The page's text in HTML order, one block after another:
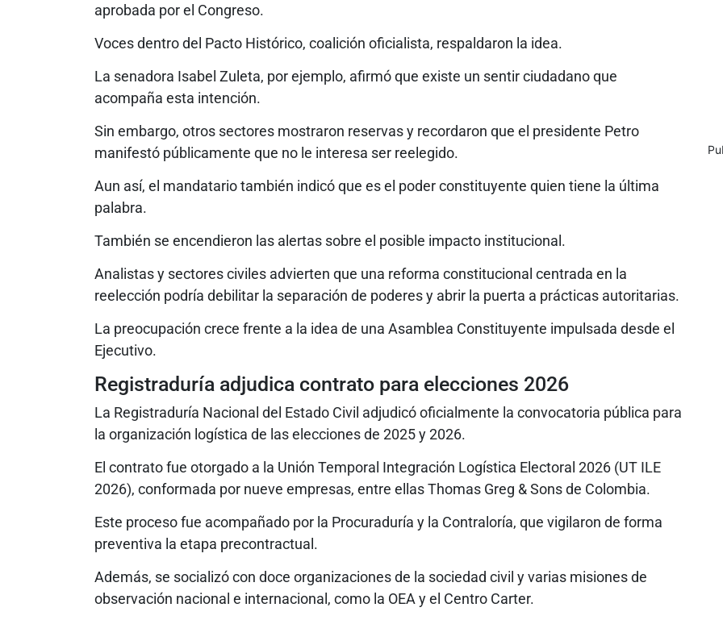
aprobada por el Congreso.
Voces dentro del Pacto Histórico, coalición oficialista, respaldaron la idea.
La senadora Isabel Zuleta, por ejemplo, afirmó que existe un sentir ciudadano que
acompaña esta intención.
Sin embargo, otros sectores mostraron reservas y recordaron que el presidente Petro
manifestó públicamente que no le interesa ser reelegido.
Aun así, el mandatario también indicó que es el poder constituyente quien tiene la última
palabra.
También se encendieron las alertas sobre el posible impacto institucional.
Analistas y sectores civiles advierten que una reforma constitucional centrada en la
reelección podría debilitar la separación de poderes y abrir la puerta a prácticas autoritarias.
La preocupación crece frente a la idea de una Asamblea Constituyente impulsada desde el
Ejecutivo.
Registraduría adjudica contrato para elecciones 2026
La Registraduría Nacional del Estado Civil adjudicó oficialmente la convocatoria pública para
la organización logística de las elecciones de 2025 y 2026.
El contrato fue otorgado a la Unión Temporal Integración Logística Electoral 2026 (UT ILE
2026), conformada por nueve empresas, entre ellas Thomas Greg & Sons de Colombia.
Este proceso fue acompañado por la Procuraduría y la Contraloría, que vigilaron de forma
preventiva la etapa precontractual.
Además, se socializó con doce organizaciones de la sociedad civil y varias misiones de
observación nacional e internacional, como la OEA y el Centro Carter.